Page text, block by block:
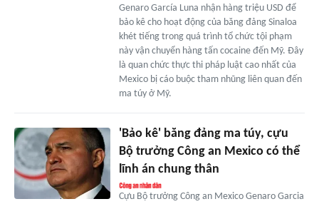
Genaro García Luna nhận hàng triệu USD để
bảo kê cho hoạt động của băng đảng Sinaloa
khét tiếng trong quá trình tổ chức tội phạm
này vận chuyển hàng tấn cocaine đến Mỹ. Đây
là quan chức thực thi pháp luật cao nhất của
Mexico bị cáo buộc tham nhũng liên quan đến
ma túy ở Mỹ.
'Bảo kê' băng đảng ma túy, cựu
Bộ trưởng Công an Mexico có thể
lĩnh án chung thân
Cựu Bộ trưởng Công an Mexico Genaro Garcia